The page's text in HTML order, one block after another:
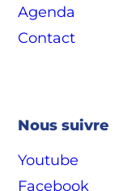
Agenda
Contact
Nous suivre
Youtube
Facebook